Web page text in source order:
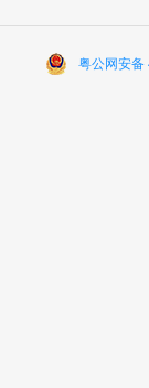
粤公网安备